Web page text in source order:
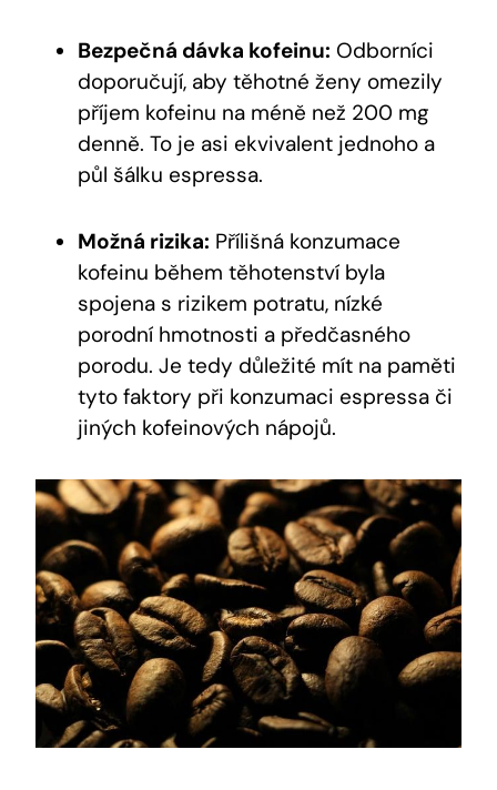
Bezpečná dávka kofeinu: Odborníci
doporučují, aby těhotné ženy omezily
příjem kofeinu na méně než 200 mg
denně. To je asi ekvivalent jednoho a
půl šálku espressa.
Možná rizika: Přílišná konzumace
kofeinu během těhotenství byla
spojena s rizikem potratu, nízké
porodní hmotnosti a předčasného
porodu. Je tedy důležité mít na paměti
tyto faktory při konzumaci espressa či
jiných kofeinových nápojů.